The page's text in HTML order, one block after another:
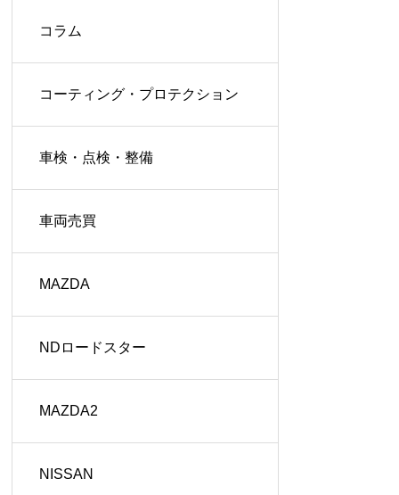
コラム
コーティング・プロテクション
車検・点検・整備
車両売買
MAZDA
NDロードスター
MAZDA2
NISSAN